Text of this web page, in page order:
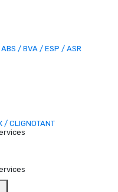
ABS / BVA / ESP / ASR
/ CLIGNOTANT